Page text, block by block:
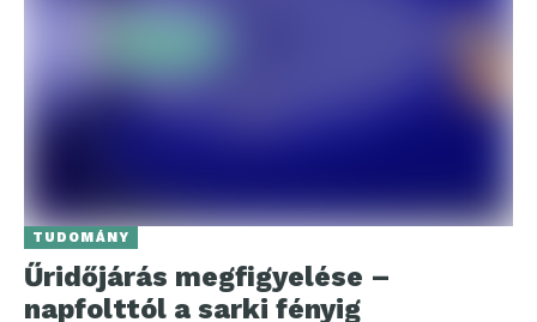
TUDOMÁNY
Űridőjárás megfigyelése –
napfolttól a sarki fényig